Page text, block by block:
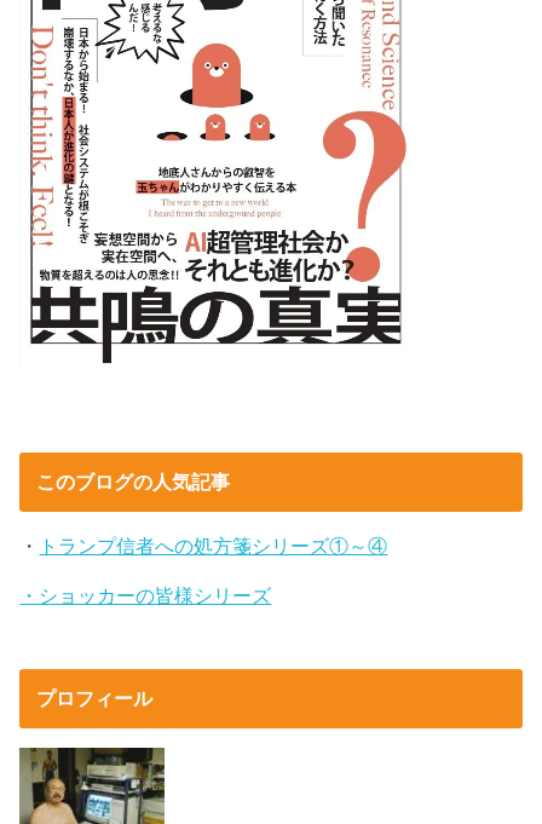
このブログの人気記事
・ トランプ信者への処方箋シリーズ①～④
・ショッカーの皆様シリーズ
プロフィール